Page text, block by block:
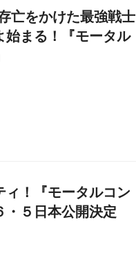
亡をかけた最強戦士
始まる！『モータル
ィ！『モータルコン
・５日本公開決定